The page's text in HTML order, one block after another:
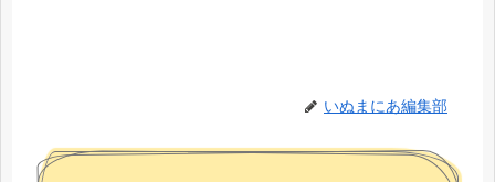
いぬまにあ編集部